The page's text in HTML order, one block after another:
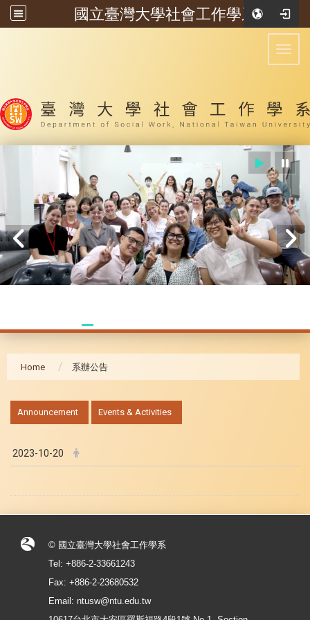
國立臺灣大學社會工作學系
:::
Home 系辦公告
Announcement Events & Activities
2023-10-20
© 國立臺灣大學社會工作學系
Tel: +886-2-33661243
Fax: +886-2-23680532
Email: ntusw@ntu.edu.tw